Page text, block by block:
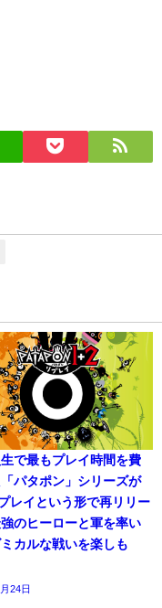
で最もプレイ時間を費
パタポン」シリーズが
レイという形で再リリー
のヒーローと軍を率い
カルな戦いを楽しも
24日